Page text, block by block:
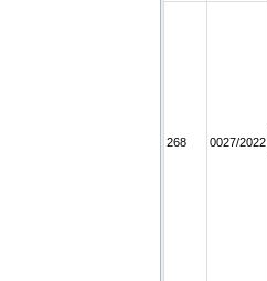
268 0027/2022